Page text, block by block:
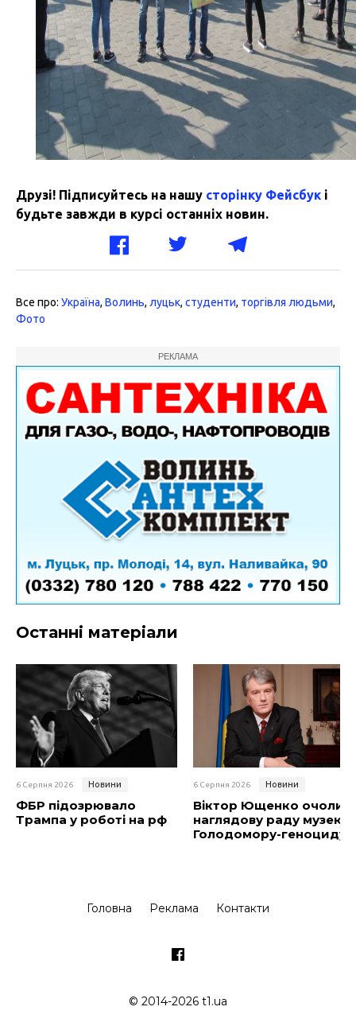
Друзі! Підписуйтесь на нашу сторінку Фейсбук і
будьте завжди в курсі останніх новин.
Все про: Україна, Волинь, луцьк, студенти, торгівля людьми,
Фото
РЕКЛАМА
Останні матеріали
6 Серпня 2026 Новини
ФБР підозрювало
Трампа у роботі на рф
6 Серпня 2026 Новини
Віктор Ющенко очолив
наглядову раду музею
Голодомору-геноциду
Головна Реклама Контакти
© 2014-2026 t1.ua